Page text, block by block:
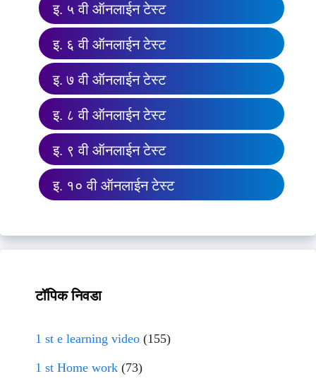
इ. ५ वी ऑनलाईन टेस्ट
इ. ६ वी ऑनलाईन टेस्ट
इ. ७ वी ऑनलाईन टेस्ट
इ. ८ वी ऑनलाईन टेस्ट
इ. ९ वी ऑनलाईन टेस्ट
इ. १० वी ऑनलाईन टेस्ट
टॉपिक निवडा
1 st e learning video (155)
1 st Home work (73)